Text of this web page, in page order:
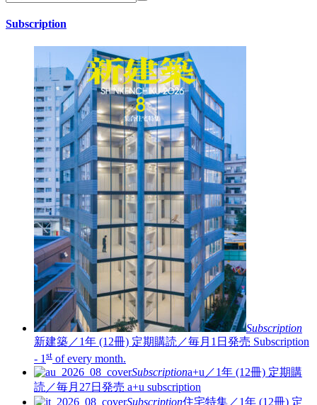
Subscription
Subscription
新建築／1年 (12冊) 定期購読／毎月1日発売 Subscription
- 1 st of every month.
Subscriptiona+u／1年 (12冊) 定期購
読／毎月27日発売 a+u subscription
Subscription住宅特集／1年 (12冊) 定